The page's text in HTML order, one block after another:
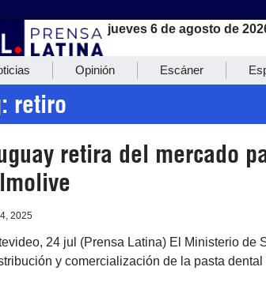
jueves 6 de agosto de
Opinión Escáner
retiro
retira del mercado
2025
24 jul (Prensa Latina) El Ministerio
y comercialización de la pasta